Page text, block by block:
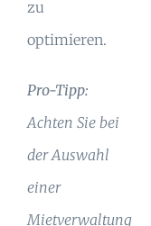
zu
optimieren.
Pro-Tipp:
Achten Sie bei
der Auswahl
einer
Mietverwaltung